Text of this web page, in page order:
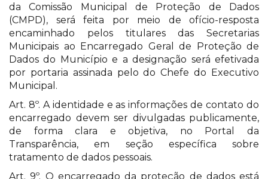
da Comissão Municipal de Proteção de Dados
(CMPD), será feita por meio de ofício-resposta
encaminhado pelos titulares das Secretarias
Municipais ao Encarregado Geral de Proteção de
Dados do Município e a designação será efetivada
por portaria assinada pelo do Chefe do Executivo
Municipal.
Art. 8º. A identidade e as informações de contato do
encarregado devem ser divulgadas publicamente,
de forma clara e objetiva, no Portal da
Transparência, em seção específica sobre
tratamento de dados pessoais.
Art. 9º. O encarregado da proteção de dados está